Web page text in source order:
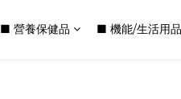
■ 營養保健品 ■ 機能/生活用品